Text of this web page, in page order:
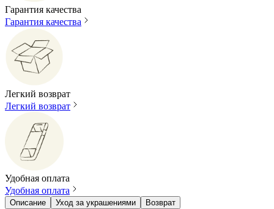
Гарантия качества
Гарантия качества
Легкий возврат
Легкий возврат
Удобная оплата
Удобная оплата
Описание Уход за украшениями Возврат